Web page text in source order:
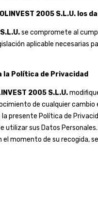
2005 S.L.U. los
se compromete al
aplicable necesarias
la Política de Privacidad
2005 S.L.U.
de cualquier cambio
presente Política de
utilizar sus Datos
el momento de su recogida,